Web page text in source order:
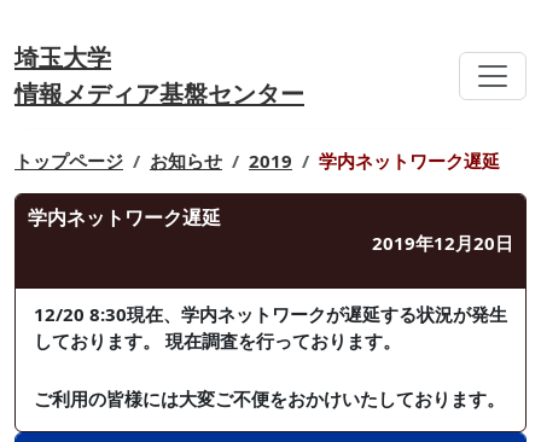
埼玉大学
情報メディア基盤センター
トップページ お知らせ 2019 学内ネットワーク遅延
学内ネットワーク遅延
2019年12月20日
12/20 8:30現在、学内ネットワークが遅延する状況が発生
しております。 現在調査を行っております。
ご利用の皆様には大変ご不便をおかけいたしております。